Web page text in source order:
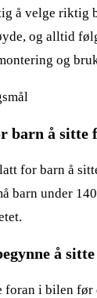
å velge riktig
og alltid
og
barn å sitte
for barn å
barn under
å
i bilen før